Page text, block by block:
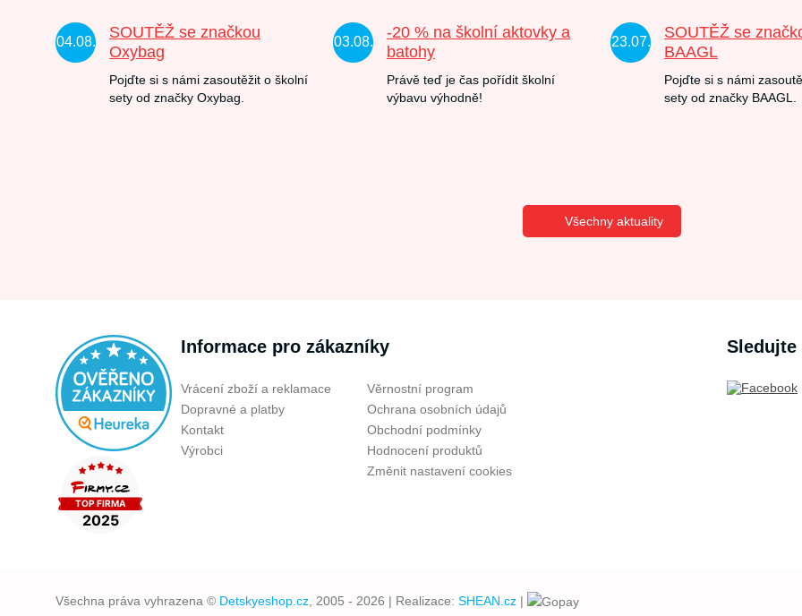
04.08.
SOUTĚŽ se značkou
Oxybag
Pojďte si s námi zasoutěžit o školní
sety od značky Oxybag.
03.08.
-20 % na školní aktovky a
batohy
Právě teď je čas pořídit školní
výbavu výhodně!
23.07.
SOUTĚŽ se
BAAGL
Pojďte si s námi
sety od značky BAAGL.
Všechny aktuality
Informace pro zákazníky
Vrácení zboží a reklamace
Dopravné a platby
Kontakt
Výrobci
Věrnostní program
Ochrana osobních údajů
Obchodní podmínky
Hodnocení produktů
Změnit nastavení cookies
Sledujte
Všechna práva vyhrazena © Detskyeshop.cz , 2005 - 2026 | Realizace: SHEAN.cz |